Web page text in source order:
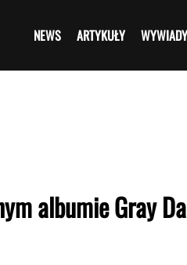
NEWS ARTYKUŁY
albumie Gray